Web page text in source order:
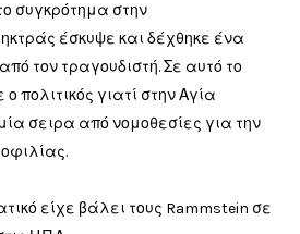
συγκρότημα στην
έσκυψε και δέχθηκε ένα
τον τραγουδιστή. Σε αυτό το
πολιτικός γιατί στην Αγία
σειρα από νομοθεσίες για την
είχε βάλει τους Rammstein σε